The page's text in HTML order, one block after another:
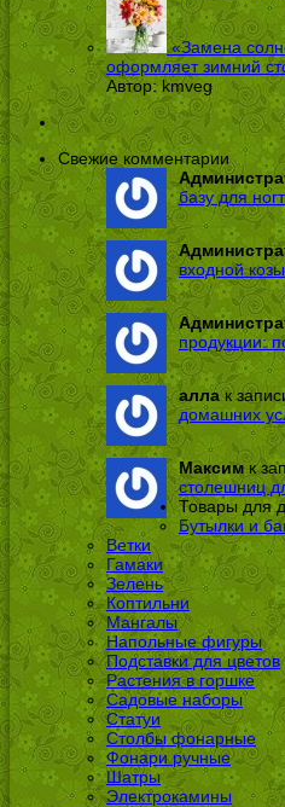
«Замена
оформляет зимний
Автор:kmveg
Свежие комментарии
базу для
входной
продукции:
аллак
домашних
Максимк
столешниц
Товары для
Бутылки и
Ветки
Гамаки
Зелень
Коптильни
Мангалы
Напольные фигуры
Подставки для цветов
Растения в горшке
Садовые наборы
Статуи
Столбы фонарные
Фонари ручные
Шатры
Электрокамины